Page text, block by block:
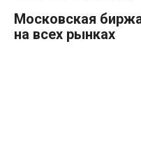
Московская
на всех рынках